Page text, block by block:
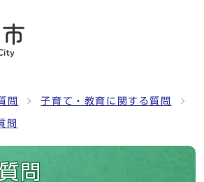
問 子育て・教育に関する質問
問
問